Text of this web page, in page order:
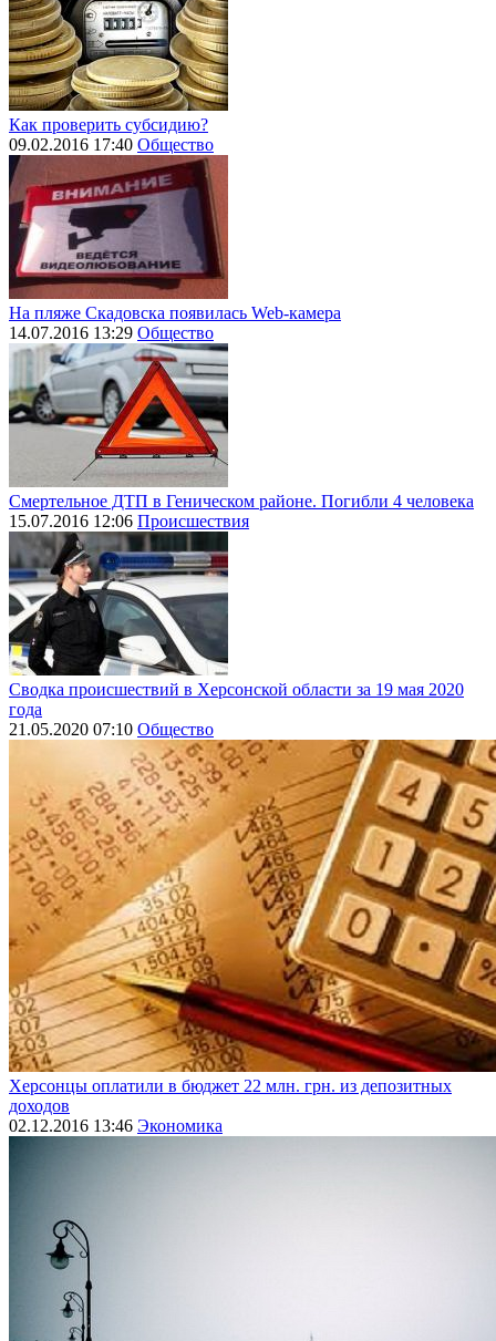
Как проверить субсидию?
09.02.2016 17:40 Общество
На пляже Скадовска появилась Web-камера
14.07.2016 13:29 Общество
Смертельное ДТП в Геническом районе. Погибли 4 человека
15.07.2016 12:06 Происшествия
Сводка происшествий в Херсонской области за 19 мая 2020
года
21.05.2020 07:10 Общество
Херсонцы оплатили в бюджет 22 млн. грн. из депозитных
доходов
02.12.2016 13:46 Экономика